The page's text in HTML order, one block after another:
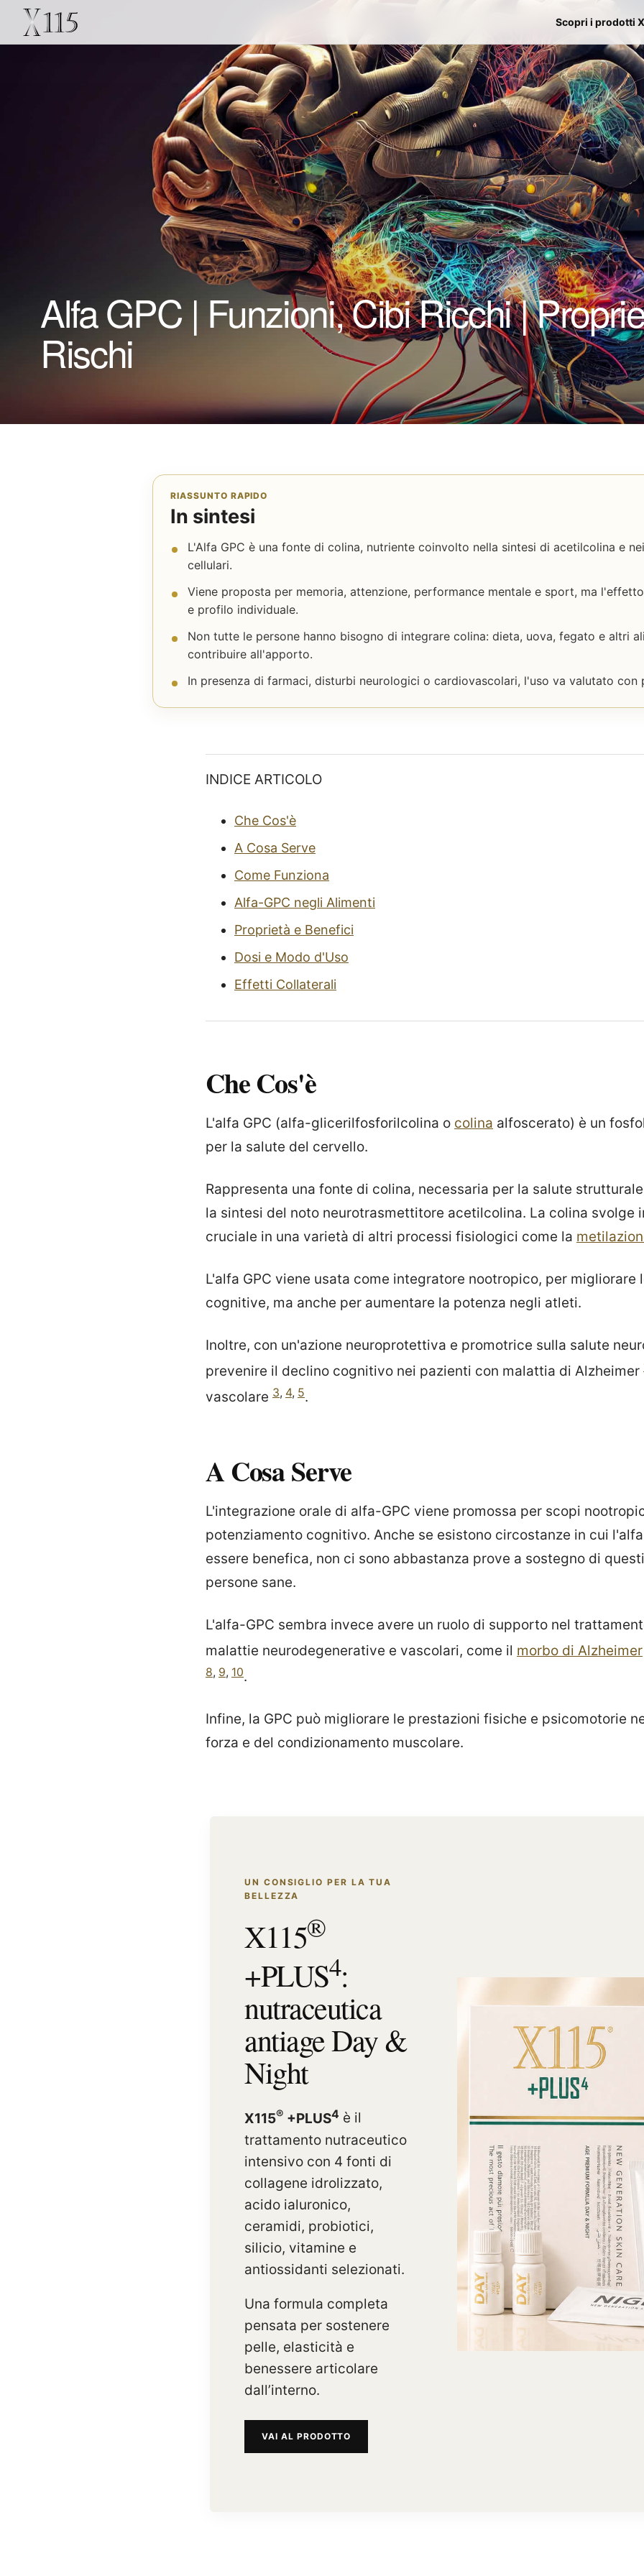
Scopri i prodotti
Alfa GPC | Funzioni, Cibi Ricchi |
Rischi
RIASSUNTO RAPIDO
In sintesi
L'Alfa GPC è una fonte di colina, nutriente coinvolto nella sintesi di acetilcolina e
cellulari.
Viene proposta per memoria, attenzione, performance mentale e sport, ma
e profilo individuale.
Non tutte le persone hanno bisogno di integrare colina: dieta, uova, fegato e altri
contribuire all'apporto.
In presenza di farmaci, disturbi neurologici o cardiovascolari, l'uso va valutato con
INDICE ARTICOLO
Che Cos'è
A Cosa Serve
Come Funziona
Alfa-GPC negli Alimenti
Proprietà e Benefici
Dosi e Modo d'Uso
Effetti Collaterali
Che Cos'è
L'alfa GPC (alfa-glicerilfosforilcolina o colina alfoscerato) è un
per la salute del cervello.
Rappresenta una fonte di colina, necessaria per la salute
la sintesi del noto neurotrasmettitore acetilcolina. La colina svolge
cruciale in una varietà di altri processi fisiologici come la
L'alfa GPC viene usata come integratore nootropico, per migliorare
cognitive, ma anche per aumentare la potenza negli atleti.
Inoltre, con un'azione neuroprotettiva e promotrice sulla salute
prevenire il declino cognitivo nei pazienti con malattia di Alzheimer
vascolare 3, 4, 5.
A Cosa Serve
L'integrazione orale di alfa-GPC viene promossa per scopi
potenziamento cognitivo. Anche se esistono circostanze in cui
essere benefica, non ci sono abbastanza prove a sostegno di
persone sane.
L'alfa-GPC sembra invece avere un ruolo di supporto nel
malattie neurodegenerative e vascolari, come il morbo di Alzheimer
8, 9, 10.
Infine, la GPC può migliorare le prestazioni fisiche e psicomotorie
forza e del condizionamento muscolare.
UN CONSIGLIO PER LA TUA
BELLEZZA
X115®
+PLUS4:
nutraceutica
antiage Day &
Night
X115® +PLUS4 è il
trattamento nutraceutico
intensivo con 4 fonti di
collagene idrolizzato,
acido ialuronico,
ceramidi, probiotici,
silicio, vitamine e
antiossidanti selezionati.
Una formula completa
pensata per sostenere
pelle, elasticità e
benessere articolare
dall’interno.
VAI AL PRODOTTO